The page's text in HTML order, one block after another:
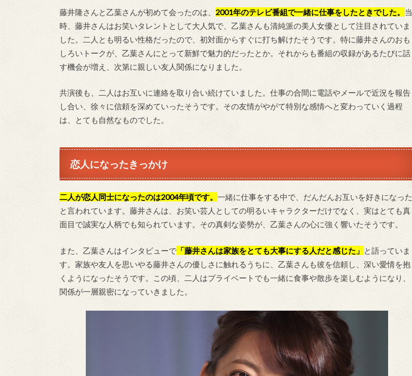
藤井隆さんと乙葉さんが初めて会ったのは、 2001年のテレビ番組で一緒に仕事をしたときでした。 当
時、藤井さんはお笑いタレントとして大人気で、乙葉さんも清純派の美人女優として注目されていま
した。二人とも明るい性格だったので、初対面からすぐに打ち解けたそうです。特に藤井さんのおも
しろいトークが、乙葉さんにとって新鮮で魅力的だったとか。それからも番組の収録があるたびに話
す機会が増え、次第に親しい友人関係になりました。
共演後も、二人はお互いに連絡を取り合い続けていました。仕事の合間に電話やメールで近況を報告
し合い、徐々に信頼を深めていったそうです。その友情がやがて特別な感情へと変わっていく過程
は、とても自然なものでした。
恋人になったきっかけ
二人が恋人同士になったのは2004年頃です。 一緒に仕事をする中で、だんだんお互いを好きになった
と言われています。藤井さんは、お笑い芸人としての明るいキャラクターだけでなく、実はとても真
面目で誠実な人柄でも知られています。その真剣な姿勢が、乙葉さんの心に強く響いたそうです。
また、乙葉さんはインタビューで 「藤井さんは家族をとても大事にする人だと感じた」 と語っていま
す。家族や友人を思いやる藤井さんの優しさに触れるうちに、乙葉さんも彼を信頼し、深い愛情を抱
くようになったそうです。この頃、二人はプライベートでも一緒に食事や散歩を楽しむようになり、
関係が一層親密になっていきました。